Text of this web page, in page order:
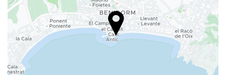
בריאות
חדר שיזוף
ספא
אמבט עיסוי/ג'קוזי